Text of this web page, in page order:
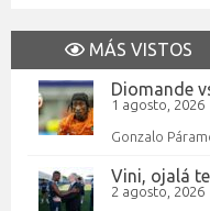
MÁS VISTOS
Diomande
1 agosto, 2026
Gonzalo
Vini, ojalá
2 agosto, 2026